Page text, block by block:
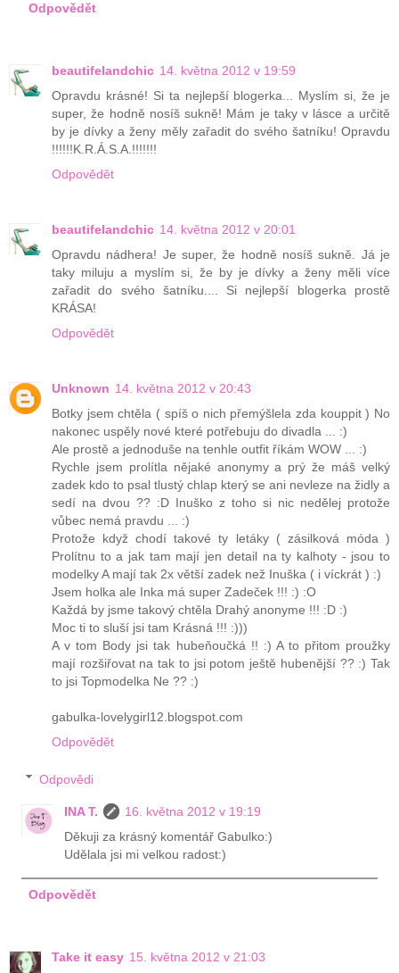
Odpovědět
beautifelandchic 14. května 2012 v 19:59
Opravdu krásné! Si ta nejlepší blogerka... Myslím si, že je
super, že hodně nosíš sukně! Mám je taky v lásce a určitě
by je dívky a ženy měly zařadit do svého šatníku! Opravdu
!!!!!!K.R.Á.S.A.!!!!!!!
Odpovědět
beautifelandchic 14. května 2012 v 20:01
Opravdu nádhera! Je super, že hodně nosíš sukně. Já je
taky miluju a myslím si, že by je dívky a ženy měli více
zařadit do svého šatníku.... Si nejlepší blogerka prostě
KRÁSA!
Odpovědět
Unknown 14. května 2012 v 20:43
Botky jsem chtěla ( spíš o nich přemýšlela zda kouppit ) No
nakonec uspěly nové které potřebuju do divadla ... :)
Ale prostě a jednoduše na tenhle outfit říkám WOW ... :)
Rychle jsem prolítla nějaké anonymy a prý že máš velký
zadek kdo to psal tlustý chlap který se ani nevleze na židly a
sedí na dvou ?? :D Inuško z toho si nic nedělej protože
vůbec nemá pravdu ... :)
Protože když chodí takové ty letáky ( zásilková móda )
Prolítnu to a jak tam mají jen detail na ty kalhoty - jsou to
modelky A mají tak 2x větší zadek než Inuška ( i víckrát ) :)
Jsem holka ale Inka má super Zadeček !!! :) :O
Každá by jsme takový chtěla Drahý anonyme !!! :D :)
Moc ti to sluší jsi tam Krásná !!! :)))
A v tom Body jsi tak hubeňoučká !! :) A to přitom proužky
mají rozšiřovat na tak to jsi potom ještě hubenější ?? :) Tak
to jsi Topmodelka Ne ?? :)
gabulka-lovelygirl12.blogspot.com
Odpovědět
Odpovědi
INA T.
16. května 2012 v 19:19
Děkuji za krásný komentář Gabulko:)
Udělala jsi mi velkou radost:)
Odpovědět
Take it easy 15. května 2012 v 21:03